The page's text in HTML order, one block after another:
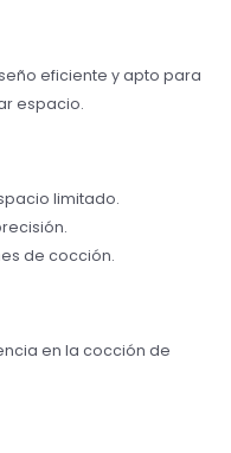
eficiente y apto para
espacio.
limitado.
de cocción.
en la cocción de